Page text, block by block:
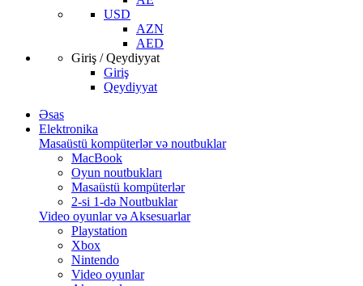
USD
AZN
AED
Giriş / Qeydiyyat
Giriş
Qeydiyyat
Əsas
Elektronika
Masaüstü kompüterlər və noutbuklar
MacBook
Oyun noutbukları
Masaüstü kompüterlər
2-si 1-də Noutbuklar
Video oyunlar və Aksesuarlar
Playstation
Xbox
Nintendo
Video oyunlar